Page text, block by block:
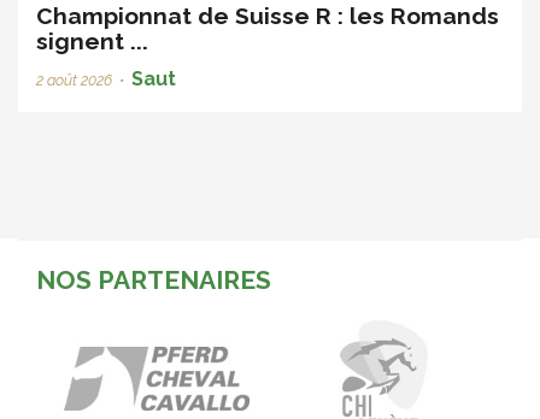
Championnat de Suisse R : les Romands
signent ...
2 août 2026 • Saut
NOS PARTENAIRES